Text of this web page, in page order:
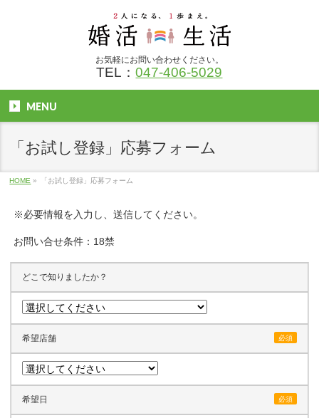
お気軽にお問い合わせください。
TEL：047-406-5029
MENU
「お試し登録」応募フォーム
HOME » 「お試し登録」応募フォーム
※必要情報を入力し、送信してください。
お問い合せ条件：18禁
どこで知りましたか？
希望店舗 必須
希望日 必須